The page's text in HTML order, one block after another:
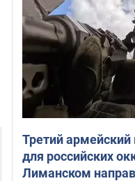
Третий армейский
для российских
Лиманском